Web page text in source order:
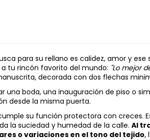
para su rellano es calidez, amor y
tu rincón favorito del mundo: "Lo mejor
decorada con dos flechas
una boda, una inauguración de piso o
desde la misma puerta.
su función protectora con creces.
la suciedad y humedad de la calle. Al
o variaciones en el tono del tejido,